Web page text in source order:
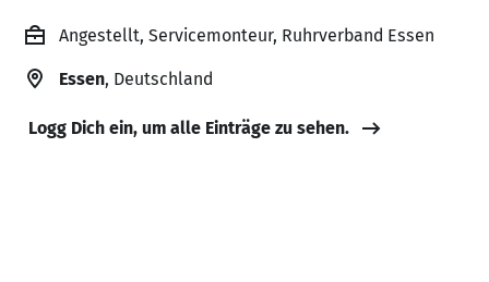
Angestellt, Servicemonteur, Ruhrverband Essen
Essen, Deutschland
Logg Dich ein, um alle Einträge zu sehen.